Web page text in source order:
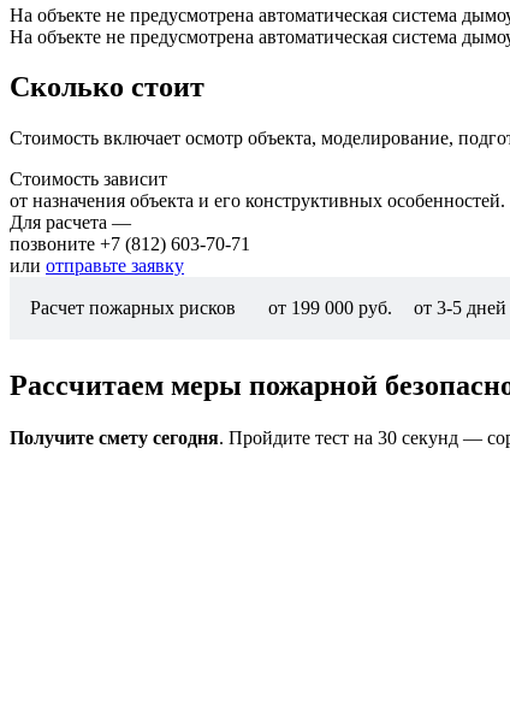
На объекте не предусмотрена автоматическая система
На объекте не предусмотрена автоматическая система
Сколько стоит
Стоимость включает осмотр объекта, моделирование,
Стоимость зависит
от назначения объекта и его конструктивных особенностей.
Для расчета —
позвоните +7 (812) 603-70-71
или отправьте заявку
Расчет пожарных рисков от 199 000 руб. от 3-5 дней
Рассчитаем меры пожарной
Получите смету сегодня. Пройдите тест на 30 секунд —